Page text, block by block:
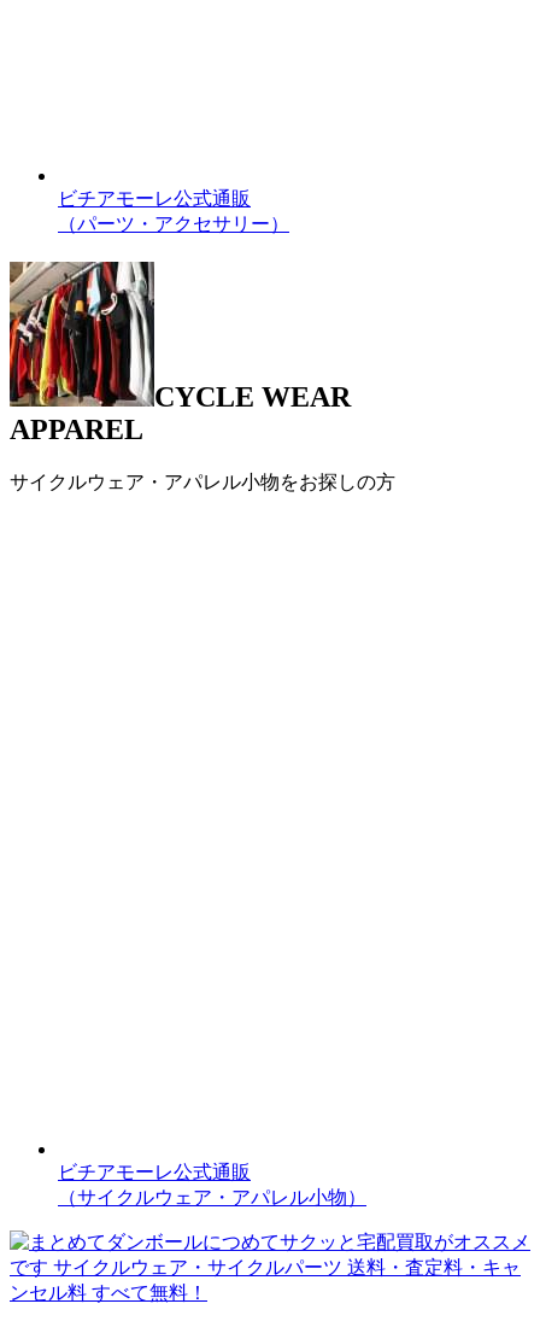
ビチアモーレ公式通販
（パーツ・アクセサリー）
CYCLE WEAR
APPAREL
サイクルウェア・アパレル小物をお探しの方
ビチアモーレ公式通販
（サイクルウェア・アパレル小物）